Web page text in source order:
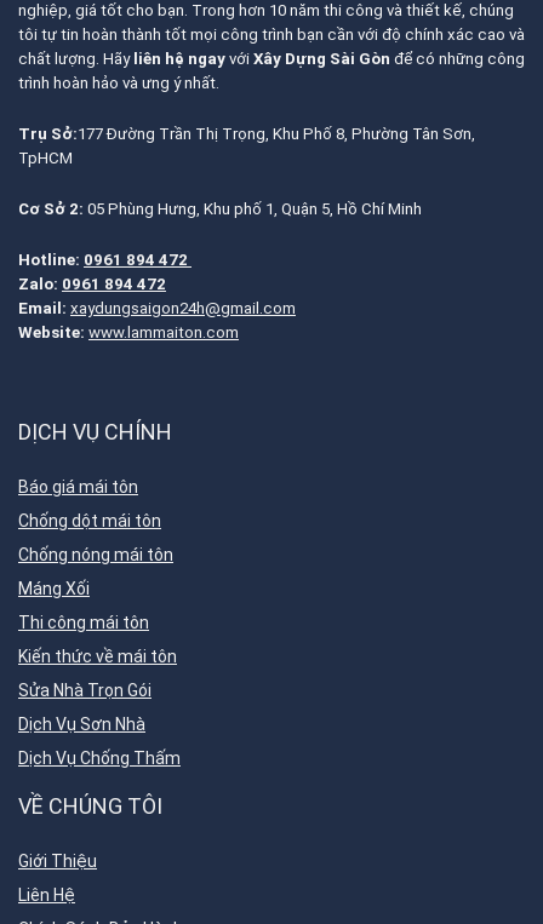
nghiệp, giá tốt cho bạn. Trong hơn 10 năm thi công và thiết kế, chúng
tôi tự tin hoàn thành tốt mọi công trình bạn cần với độ chính xác cao và
chất lượng. Hãy liên hệ ngay với Xây Dựng Sài Gòn để có những công
trình hoàn hảo và ưng ý nhất.
Trụ Sở:177 Đường Trần Thị Trọng, Khu Phố 8, Phường Tân Sơn,
TpHCM
Cơ Sở 2: 05 Phùng Hưng, Khu phố 1, Quận 5, Hồ Chí Minh
Hotline: 0961 894 472
Zalo: 0961 894 472
Email: xaydungsaigon24h@gmail.com
Website: www.lammaiton.com
DỊCH VỤ CHÍNH
Báo giá mái tôn
Chống dột mái tôn
Chống nóng mái tôn
Máng Xối
Thi công mái tôn
Kiến thức về mái tôn
Sửa Nhà Trọn Gói
Dịch Vụ Sơn Nhà
Dịch Vụ Chống Thấm
VỀ CHÚNG TÔI
Giới Thiệu
Liên Hệ